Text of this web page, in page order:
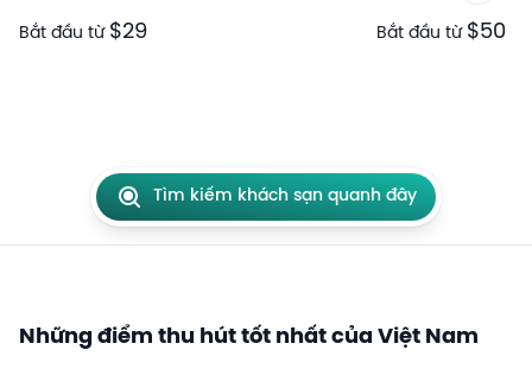
Bắt đầu từ $29 Bắt đầu từ $50
Tìm kiếm khách sạn quanh đây
Những điểm thu hút tốt nhất của Việt Nam